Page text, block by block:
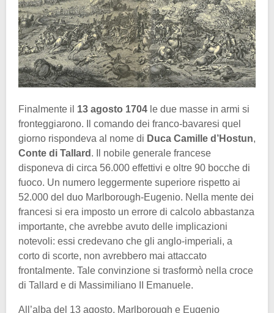
Finalmente il 13 agosto 1704 le due masse in armi si
fronteggiarono. Il comando dei franco-bavaresi quel
giorno rispondeva al nome di Duca Camille d’Hostun,
Conte di Tallard . Il nobile generale francese
disponeva di circa 56.000 effettivi e oltre 90 bocche di
fuoco. Un numero leggermente superiore rispetto ai
52.000 del duo Marlborough-Eugenio. Nella mente dei
francesi si era imposto un errore di calcolo abbastanza
importante, che avrebbe avuto delle implicazioni
notevoli: essi credevano che gli anglo-imperiali, a
corto di scorte, non avrebbero mai attaccato
frontalmente. Tale convinzione si trasformò nella croce
di Tallard e di Massimiliano II Emanuele.
All’alba del 13 agosto, Marlborough e Eugenio